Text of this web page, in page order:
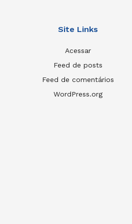
Site Links
Acessar
Feed de posts
Feed de comentários
WordPress.org